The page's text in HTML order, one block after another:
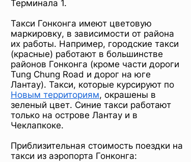
Терминала 1.
Такси Гонконга имеют цветовую
маркировку, в зависимости от района
их работы. Например, городские такси
(красные) работают в большинстве
районов Гонконга (кроме части дороги
Tung Chung Road и дорог на юге
Лантау). Такси, которые курсируют по
Новым территориям, окрашены в
зеленый цвет. Синие такси работают
только на острове Лантау и в
Чеклапкоке.
Приблизительная стоимость поездки на
такси из аэропорта Гонконга: